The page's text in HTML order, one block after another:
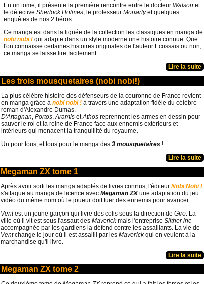
En un tome, il présente la première rencontre entre le docteur Watson et
le détective Sherlock Holmes, le professeur Moriartyet quelques
enquêtes de nos 2 héros.
Ce manga est dans la lignée de la collection les classiques en manga de
nobi nobi ! qui adapte dans un style moderne une histoire connue. Que
l'on connaisse certaines histoires originales de l'auteur Ecossais ou non,
ce manga se laisse lire facilement.
Lire la suite
Les trois mousquetaires (nobi nobi!)
La plus célèbre histoire des défenseurs de la couronne de France revient
en manga grâce à nobi nobi ! à travers une adaptation fidèle du célèbre
roman d'Alexandre Dumas.
D'Artagnan, Portos,Aramis etAthos reprennent les armes en dessin pour
sauver le roi et la reine de France face aux ennemis extérieurs et
intérieurs qui menacent la tranquillité du royaume.
Un pour tous, et tous pour le manga des 3 mousquetaires !
Lire la suite
Megaman ZX tome 1
Après avoir sorti les manga adaptés de livres connus, l'éditeur Nobi Nobi !
s'attaque au manga de licence avec Megaman ZXune adaptation du jeu
vidéo du même nom où le joueur doit tuer des ennemis pour avancer.
Ventest un jeune garçon qui livre des colis sous la direction de Giro. La
ville où il vit est sous l'assaut des Maverickmais l'entreprise Slither inc
accompagnée par les gardiens la défend contre les assaillants. La vie de
Ventchange le jour où il est assailli par les Maverickqui en veulent à la
marchandise qu'il livre.
Lire la suite
Megaman ZX tome 2